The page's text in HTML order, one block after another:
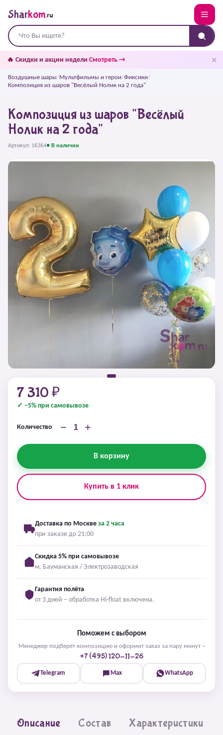
Sharkom.ru
🔥 Скидки и акции недели Смотреть → ✕
Воздушные шары/Мультфильмы и герои/Фиксики/
Композиция из шаров "Весёлый Нолик на 2 года"
Композиция из шаров "Весёлый
Нолик на 2 года"
Артикул: 16364● В наличии
7 310 ₽
✓ −5% при самовывозе
Количество − +
В корзину
Купить в 1 клик
Доставка по Москве за 2 часа
при заказе до 21:00
Скидка 5% при самовывозе
м. Бауманская / Электрозаводская
Гарантия полёта
от 3 дней – обработка Hi-float включена.
Поможем с выбором
Менеджер подберёт композицию и оформит заказ за пару минут –
+7 (495) 120-11-26
Telegram Max WhatsApp
Описание Состав Характеристики